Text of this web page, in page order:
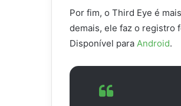
Por fim, o Third Eye é
demais, ele faz o registro
Disponível para Android.